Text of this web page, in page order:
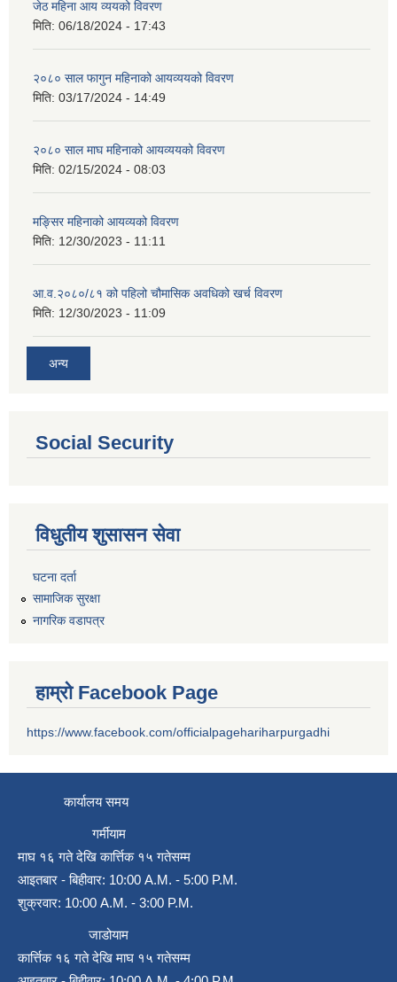
जेठ महिना आय व्ययको विवरण
मिति: 06/18/2024 - 17:43
२०८० साल फागुन महिनाको आयव्ययको विवरण
मिति: 03/17/2024 - 14:49
२०८० साल माघ महिनाको आयव्ययको विवरण
मिति: 02/15/2024 - 08:03
मङ्सिर महिनाको आयव्यको विवरण
मिति: 12/30/2023 - 11:11
आ.व.२०८०/८१ को पहिलो चौमासिक अवधिको खर्च विवरण
मिति: 12/30/2023 - 11:09
अन्य
Social Security
विधुतीय शुसासन सेवा
घटना दर्ता
सामाजिक सुरक्षा
नागरिक वडापत्र
हाम्रो Facebook Page
https://www.facebook.com/officialpagehariharpurgadhi
कार्यालय समय
गर्मीयाम
माघ १६ गते देखि कार्त्तिक १५ गतेसम्म
आइतबार - बिहीवार: 10:00 A.M. - 5:00 P.M.
शुक्रवार: 10:00 A.M. - 3:00 P.M.
जाडोयाम
कार्त्तिक १६ गते देखि माघ १५ गतेसम्म